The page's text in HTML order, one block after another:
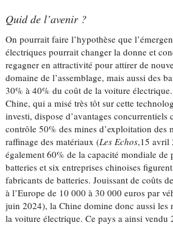
Quid de l’avenir ?
On pourrait faire l’hypothèse que
électriques pourrait changer la donne et
regagner en attractivité pour attirer de
domaine de l’assemblage, mais aussi des
30% à 40% du coût de la voiture
Chine, qui a misé très tôt sur cette
investi, dispose d’avantages concurrentiels
contrôle 50% des mines d’exploitation des
raffinage des matériaux (Les Echos,15 avril
également 60% de la capacité mondiale de
batteries et six entreprises chinoises
fabricants de batteries. Jouissant de coûts
à l’Europe de 10 000 à 30 000 euros par
juin 2024), la Chine domine donc aussi les
la voiture électrique. Ce pays a ainsi